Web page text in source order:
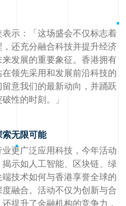
示：「这场盛会不仅标志着
还充分融合科技并提升经济
发展的重要象征。香港拥有
领先采用和发展前沿科技的
意我们的最新动向，并踊跃
性的时刻。」
无限可能
更广泛应用科技，今年活动
示如人工智能、区块链、绿
技术如何与香港享誉全球的
融合。活动不仅为创新与合
提升了金融机构的竞争力，